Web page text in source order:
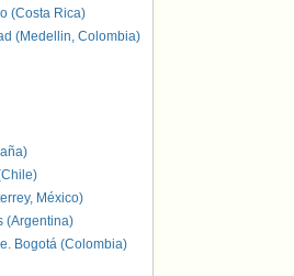
(Costa Rica)
(Medellin, Colombia)
México)
(Argentina)
Bogotá (Colombia)